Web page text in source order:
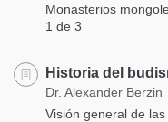
Monasterios
1 de 3
Historia del
Dr. Alexander Berzin
Visión general de